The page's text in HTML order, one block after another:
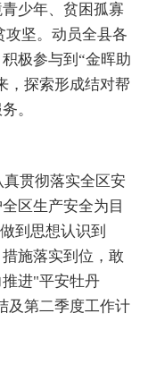
少年、贫困孤寡
攻坚。动员全县各
极参与到“金晖助
，探索形成结对帮
。
贯彻落实全区安
区生产安全为目
到思想认识到
施落实到位，敢
进"平安牡丹
及第二季度工作计